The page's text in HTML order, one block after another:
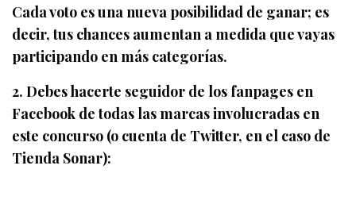
Cada voto es una nueva posibilidad de ganar; es
decir, tus chances aumentan a medida que vayas
participando en más categorías.
2. Debes hacerte seguidor de los fanpages en
Facebook de todas las marcas involucradas en
este concurso (o cuenta de Twitter, en el caso de
Tienda Sonar):